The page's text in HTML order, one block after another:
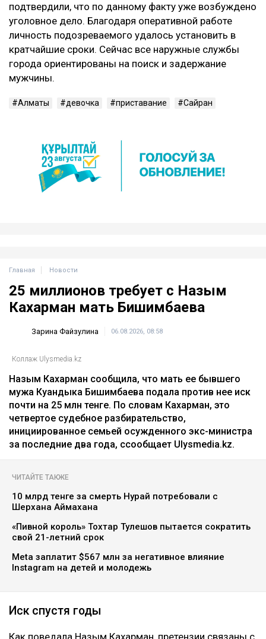
который пытался уговорить ее уехать с ним,
предлагал наркотики, делал комплименты.
Ей хитростью удалось от него убежать, но
на ее месте может быть любая другая
девочка, – написала она.
подтвердили, что по данному факту уже возбуждено
уголовное дело. Благодаря оперативной работе
личность подозреваемого удалось установить в
кратчайшие сроки. Сейчас все наружные службы
Главная Новости
25 миллионов требует с Назым
Кахарман мать Бишимбаева
Коллаж Ulysmedia.kz
мужа Куандыка Бишимбаева подала против нее иск
почти на 25 млн тенге. По словам Кахарман, это
четвертое судебное разбирательство,
инициированное семьей осужденного экс-министра
ЧИТАЙТЕ ТАКЖЕ
10 млрд тенге за смерть Нурай потребовали с